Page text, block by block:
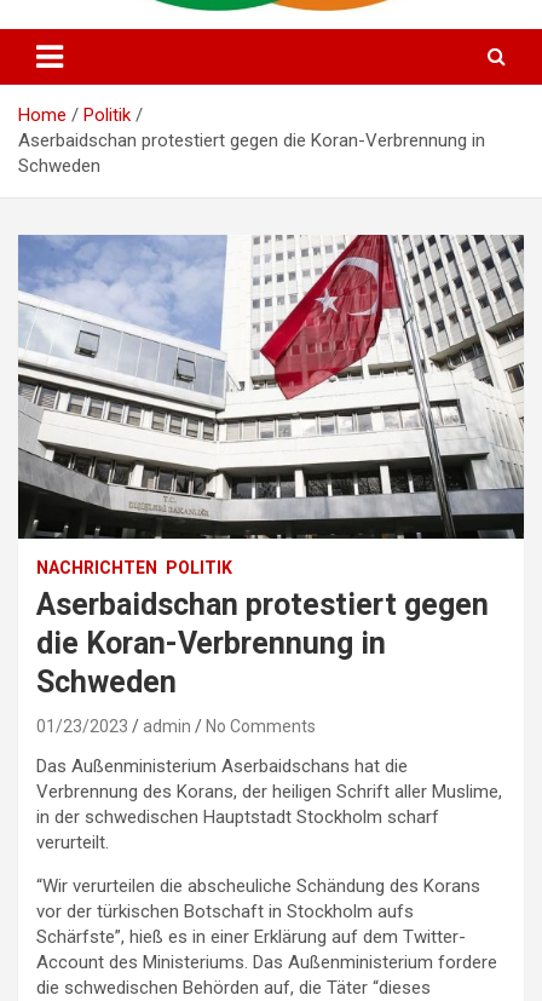
Deutsch Aserbaidschanisches
Kulturhaus e.V
Home
Politik
Aserbaidschan protestiert gegen die Koran-Verbrennung in
Schweden
NACHRICHTEN POLITIK
Aserbaidschan protestiert gegen
die Koran-Verbrennung in
Schweden
01/23/2023 admin No Comments
Das Außenministerium Aserbaidschans hat die
Verbrennung des Korans, der heiligen Schrift aller Muslime,
in der schwedischen Hauptstadt Stockholm scharf
verurteilt.
“Wir verurteilen die abscheuliche Schändung des Korans
vor der türkischen Botschaft in Stockholm aufs
Schärfste”, hieß es in einer Erklärung auf dem Twitter-
Account des Ministeriums. Das Außenministerium fordere
die schwedischen Behörden auf, die Täter “dieses